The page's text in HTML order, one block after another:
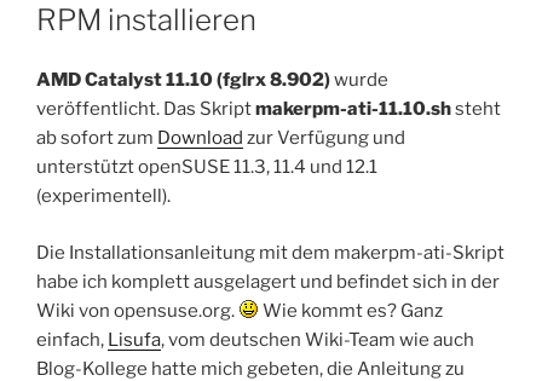
RPM installieren
AMD Catalyst 11.10 (fglrx 8.902)wurde
veröffentlicht. Das Skriptmakerpm-ati-11.10.shsteht
ab sofort zum Download zur Verfügung und
unterstützt openSUSE 11.3, 11.4 und 12.1
(experimentell).
Die Installationsanleitung mit dem makerpm-ati-Skript
habe ich komplett ausgelagert und befindet sich in der
Wiki von opensuse.org.
Wie kommt es? Ganz
einfach, Lisufa, vom deutschen Wiki-Team wie auch
Blog-Kollege hatte mich gebeten, die Anleitung zu